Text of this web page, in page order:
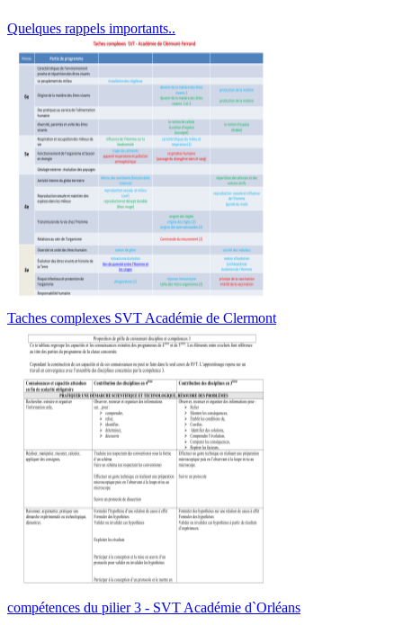
Quelques rappels importants..
Taches complexes SVT Académie de Clermont
compétences du pilier 3 - SVT Académie d`Orléans